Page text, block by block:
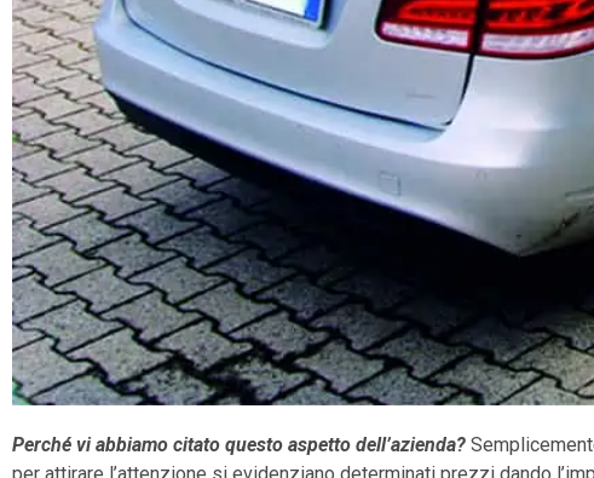
Perché vi abbiamo citato questo aspetto dell’azienda?